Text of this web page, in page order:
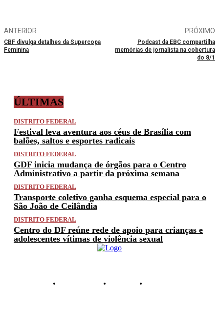
ANTERIOR
CBF divulga detalhes da Supercopa
Feminina
PRÓXIMO
Podcast da EBC compartilha
memórias de jornalista na cobertura
do 8/1
ÚLTIMAS
DISTRITO FEDERAL
Festival leva aventura aos céus de Brasília com
balões, saltos e esportes radicais
DISTRITO FEDERAL
GDF inicia mudança de órgãos para o Centro
Administrativo a partir da próxima semana
DISTRITO FEDERAL
Transporte coletivo ganha esquema especial para o
São João de Ceilândia
DISTRITO FEDERAL
Centro do DF reúne rede de apoio para crianças e
adolescentes vítimas de violência sexual